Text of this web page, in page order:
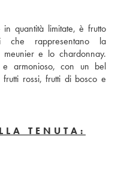
quantità limitate, è frutto
che rappresentano la
e lo chardonnay.
e armonioso, con un bel
rossi, frutti di bosco e
TENUTA: